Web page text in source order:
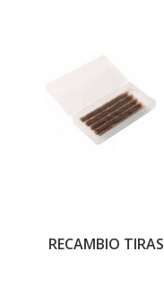
RECAMBIO TIRAS